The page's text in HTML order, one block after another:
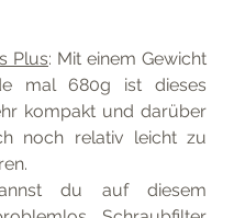
Plus: Mit einem Gewicht
mal 680g ist dieses
kompakt und darüber
noch relativ leicht zu
du auf diesem